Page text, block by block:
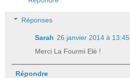
Réponses
Sarah 26 janvier 2014 à 13:45
Merci La Fourmi Elé !
Répondre